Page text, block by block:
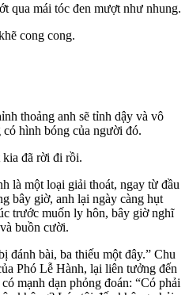
qua mái tóc đen mượt như nhung.
cong cong.
thoảng anh sẽ tỉnh dậy và vô
hình bóng của người đó.
đã rời đi rồi.
là một loại giải thoát, ngay từ đầu
bây giờ, anh lại ngày càng hụt
trước muốn ly hôn, bây giờ nghĩ
buồn cười.
đánh bài, ba thiếu một đây.” Chu
Phó Lễ Hành, lại liên tưởng đến
mạnh dạn phỏng đoán: “Có phải